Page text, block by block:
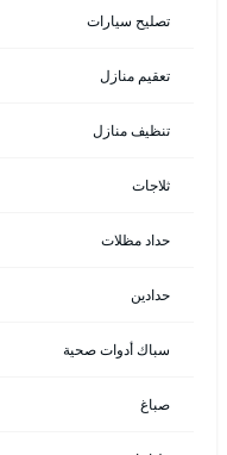
تصليح سيارات
تعقيم منازل
تنظيف منازل
ثلاجات
حداد مظلات
حدادين
سباك أدوات صحية
صباغ